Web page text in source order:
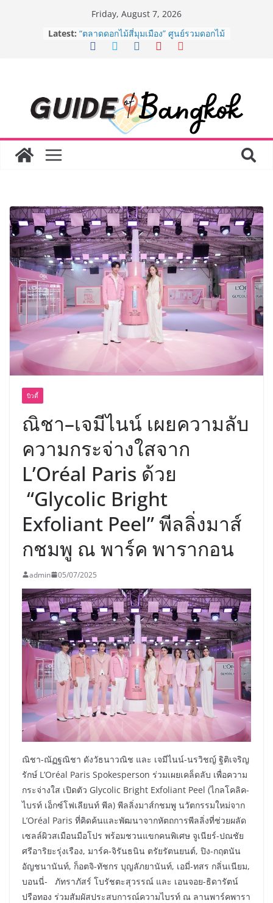
Friday, August 7, 2026
Latest:
BEDO เดินหน้าจัดกิจกรรมเจรจาธุรกิจ
“BIO TRADE CONNECT 2026” ยก
ระดับผลิตภัณฑ์ท้องถิ่นสู่ตลาดเชิง
ภัณฑ์ครบวงจร ขอเชิญเลือกซื้อมาลัย
และของขวัญต้อนรับวันแม่ เปิดให้
บริการทุกวันตลอด 24 ชั่วโมง
ครั้งแรกของไทย ส่งอุปกรณ์วิทยาศาสตร์
พร้อมฟรีคอนเสิร์ต “โชค รถแห่” ยกวง
AirAsia X SEE FAH พันธมิตรทางธุรกิจ
ยาวนานกว่า 20 ปี ต่อยอดเสิร์ฟความ
อร่อย ยกเมนูระดับตำนาน “ข้าวหน้าไก่
ราชวงศ์” พุ่งทะยานสู่น่านฟ้า
บิวตี้
ณิชา–เจมีไนน์ เผยความลับ
ความกระจ่างใสจาก
L’Oréal Paris ด้วย
“Glycolic Bright
Exfoliant Peel” พีลลิ่งมาส์
กชมพู ณ พาร์ค พารากอน
admin 05/07/2025
ณิชา-ณัฏฐณิชา ดังวัธนาวณิช และ เจมีไนน์-นรวิชญ์ ฐิติเจริญ
รักษ์ L’Oréal Paris Spokesperson ร่วมเผยเคล็ดลับ เพื่อความ
กระจ่างใส เปิดตัว Glycolic Bright Exfoliant Peel (ไกลโคลิค-
ไบรท์ เอ็กซ์โฟเลียนท์ พีล) พีลลิ่งมาส์กชมพู นวัตกรรมใหม่จาก
L’Oréal Paris ที่คิดค้นและพัฒนาจากหัตถการพีลลิ่งที่ช่วยผลัด
เซลล์ผิวสเมือนมือโปร พร้อมชวนแขกคนพิเศษ จูเนียร์-ปณชัย
ศรีอาริยะรุ่งเรือง, มาร์ค-จิรันธนิน ตรัยรัตนยนต์, ปิง-กฤตนัน
อัญชนานันท์, ก็อตจิ-ทัชกร บุญลัภยานันท์, เอมี่-ทสร กลิ่นเนียม,
บอนนี่- ภัทราภัสร์ โบรัชตะสุวรรณ์ และ เอนจอย-ธิดารัตน์
ปรือทอง ร่วมสัมผัสประสบการณ์ความไบรท์ ณ ลานพาร์คพารา